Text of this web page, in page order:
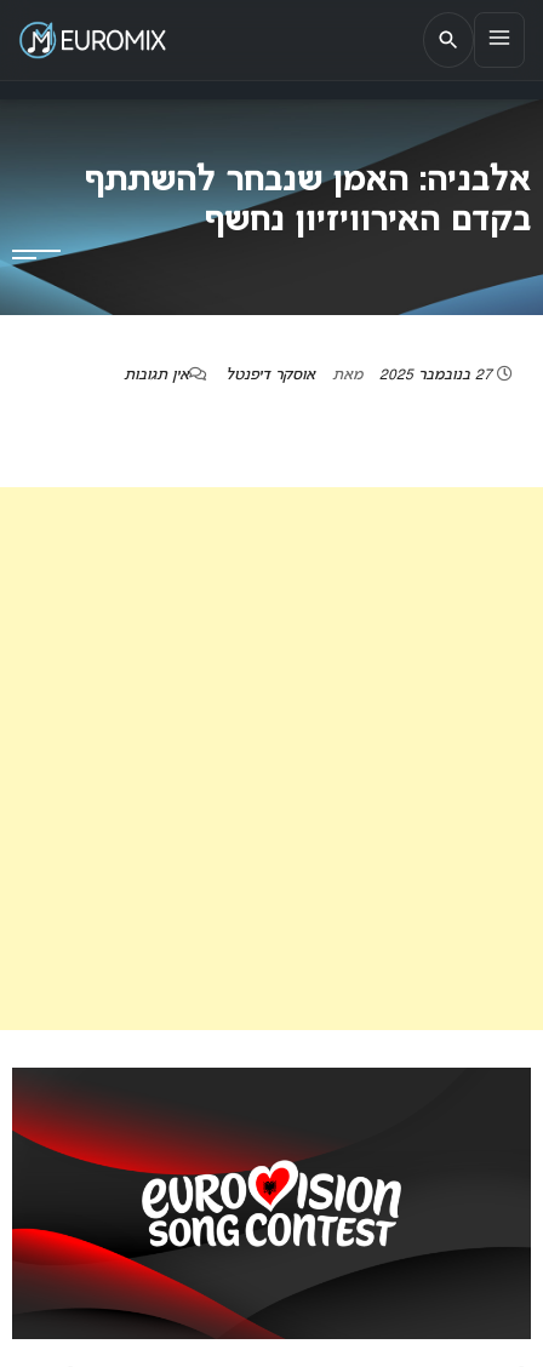
EUROMIX
אתר הבית של האירוויזיון בישראל
אלבניה: האמן שנבחר להשתתף
בקדם האירוויזיון נחשף
27 בנובמבר 2025 מאת אוסקר דיפנטל אין תגובות